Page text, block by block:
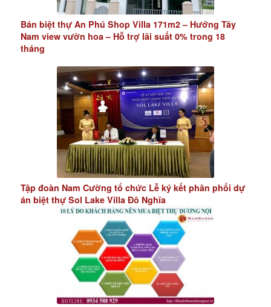
Bán biệt thự An Phú Shop Villa 171m2 – Hướng Tây
Nam view vườn hoa – Hỗ trợ lãi suất 0% trong 18
tháng
Tập đoàn Nam Cường tổ chức Lễ ký kết phân phối dự
án biệt thự Sol Lake Villa Đô Nghĩa